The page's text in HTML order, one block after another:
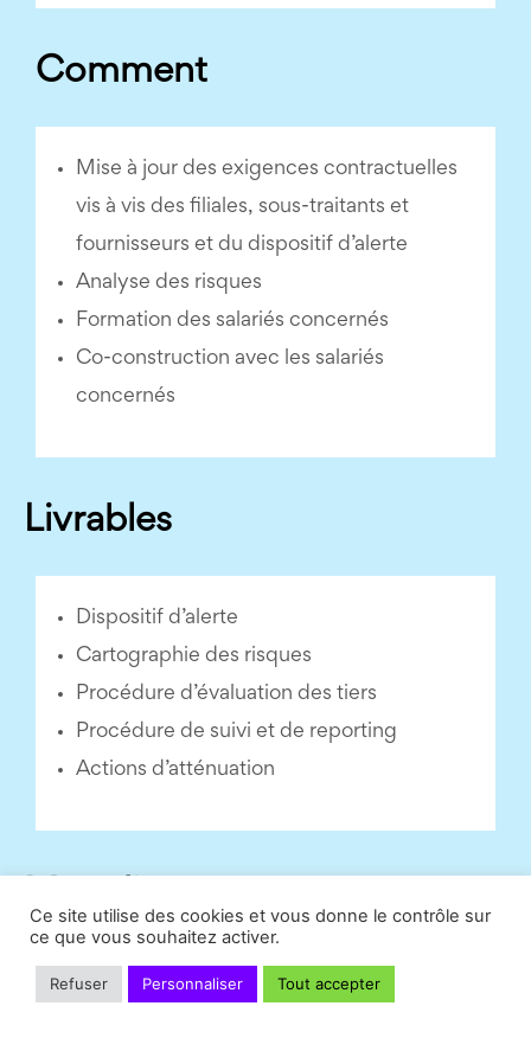
Comment
Mise à jour des exigences contractuelles
vis à vis des filiales, sous-traitants et
fournisseurs et du dispositif d’alerte
Analyse des risques
Formation des salariés concernés
Co-construction avec les salariés
concernés
Livrables
Dispositif d’alerte
Cartographie des risques
Procédure d’évaluation des tiers
Procédure de suivi et de reporting
Actions d’atténuation
Sur devis
Ce site utilise des cookies et vous donne le contrôle sur
ce que vous souhaitez activer.
Refuser Personnaliser Tout accepter